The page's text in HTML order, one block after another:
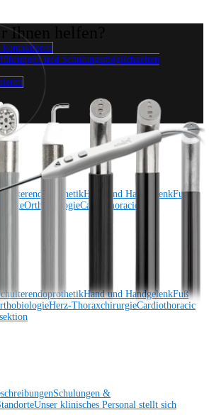
Ihnen helfen?
und Schulungsmöglichkeiten
Hand und HandgelenkFuß
HüfteOrthobiologieCardiothoracic
Hand und HandgelenkFuß
Herz-ThoraxchirurgieCardiothoracic
Schulungen &
Unser klinisches Personal stellt sich